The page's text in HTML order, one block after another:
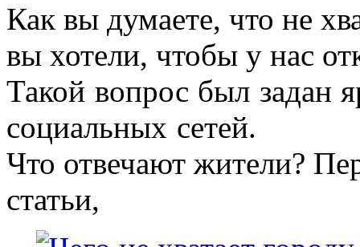
Как вы думаете, что не
вы хотели, чтобы у нас
Такой вопрос был задан
социальных сетей.
Что отвечают жители?
статьи,